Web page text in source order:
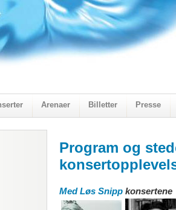
Arenaer Billetter Presse
Visningskatalogen 2018
Program og
Med Løs Snipp konsertene